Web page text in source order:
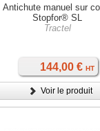
Antichute manuel sur
Stopfor® SL
Tractel
144,00 € HT
Voir le produit